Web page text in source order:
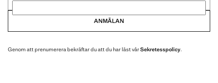
ANMÄLAN
Genom att prenumerera bekräftar du att du har läst vårSekretesspolicy.